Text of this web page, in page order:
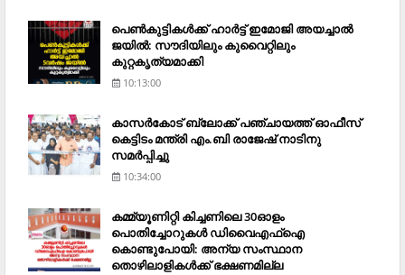
പെണ്‍കുട്ടികള്‍ക്ക് ഹാര്‍ട്ട് ഇമോജി അയച്ചാല്‍
ജയില്‍: സൗദിയിലും കുവൈറ്റിലും
കുറ്റകൃത്യമാക്കി
10:13:00
കാസര്‍കോട് ബ്ലോക്ക് പഞ്ചായത്ത് ഓഫീസ്
കെട്ടിടം മന്ത്രി എം.ബി രാജേഷ് നാടിനു
സമര്‍പ്പിച്ചു
10:34:00
കമ്മ്യൂണിറ്റി കിച്ചണിലെ 30ഓളം
പൊതിച്ചോറുകള്‍ ഡിവൈഎഫ്‌ഐ
കൊണ്ടുപോയി: അന്യ സംസ്ഥാന
തൊഴിലാളികള്‍ക്ക് ഭക്ഷണമില്ല